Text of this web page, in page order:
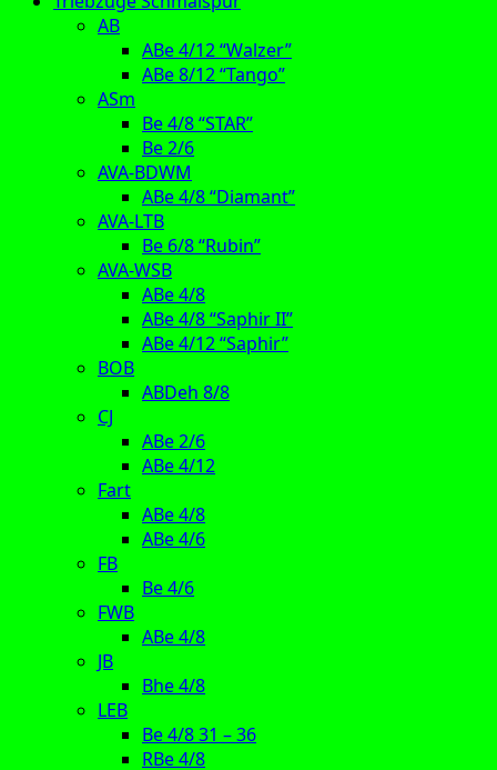
AB
ABe 4/12 “Walzer”
ABe 8/12 “Tango”
ASm
Be 4/8 “STAR”
Be 2/6
AVA-BDWM
ABe 4/8 “Diamant”
AVA-LTB
Be 6/8 “Rubin”
AVA-WSB
ABe 4/8
ABe 4/8 “Saphir II”
ABe 4/12 “Saphir”
BOB
ABDeh 8/8
CJ
ABe 2/6
ABe 4/12
Fart
ABe 4/8
ABe 4/6
FB
Be 4/6
FWB
ABe 4/8
JB
Bhe 4/8
LEB
Be 4/8 31 – 36
RBe 4/8